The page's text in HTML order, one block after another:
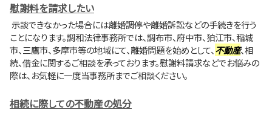
慰謝料を請求したい
示談できなかった場合には離婚調停や離婚訴訟などの手続きを行う
ことになります。調和法律事務所では、調布市、府中市、狛江市、稲城
市、三鷹市、多摩市等の地域にて、離婚問題を始めとして、不動産、相
続、借金に関するご相談を承っております。慰謝料請求などでお悩みの
際は、お気軽に一度当事務所までご相談ください。
相続に際しての不動産の処分